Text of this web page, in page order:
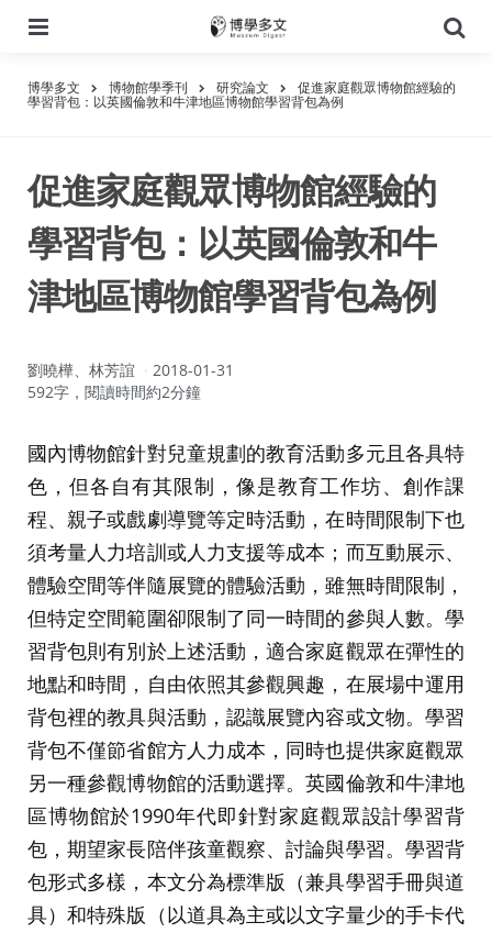
尋
博學多文 博物館學季刊 研究論文 促進家庭觀眾博物館經驗的
學習背包：以英國倫敦和牛津地區博物館學習背包為例
促進家庭觀眾博物館經驗的
學習背包：以英國倫敦和牛
津地區博物館學習背包為例
作
者：
劉曉樺、林芳誼
2018-01-31
592字，閱讀時間約2分鐘
國內博物館針對兒童規劃的教育活動多元且各具特
色，但各自有其限制，像是教育工作坊、創作課
程、親子或戲劇導覽等定時活動，在時間限制下也
須考量人力培訓或人力支援等成本；而互動展示、
體驗空間等伴隨展覽的體驗活動，雖無時間限制，
但特定空間範圍卻限制了同一時間的參與人數。學
習背包則有別於上述活動，適合家庭觀眾在彈性的
地點和時間，自由依照其參觀興趣，在展場中運用
背包裡的教具與活動，認識展覽內容或文物。學習
背包不僅節省館方人力成本，同時也提供家庭觀眾
另一種參觀博物館的活動選擇。英國倫敦和牛津地
區博物館於1990年代即針對家庭觀眾設計學習背
包，期望家長陪伴孩童觀察、討論與學習。學習背
包形式多樣，本文分為標準版（兼具學習手冊與道
具）和特殊版（以道具為主或以文字量少的手卡代